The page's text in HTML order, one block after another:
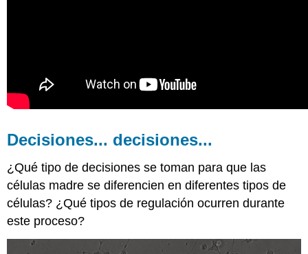
Decisiones... decisiones...
¿Qué tipo de decisiones se toman para que las
células madre se diferencien en diferentes tipos de
células? ¿Qué tipos de regulación ocurren durante
este proceso?